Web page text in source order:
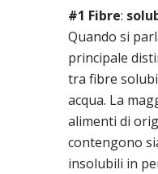
#1 Fibre:
Quando si
principale
tra fibre
acqua. La
alimenti di
contengono
insolubili in